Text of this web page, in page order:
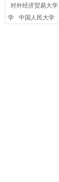
对外经济贸易大学
学
中国人民大学